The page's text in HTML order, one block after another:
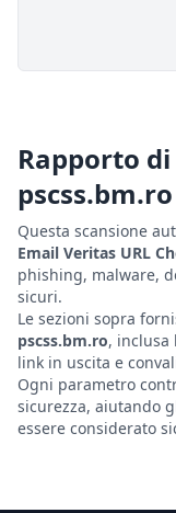
Rapporto
pscss.bm.ro
Questa scansione
Email Veritas URL
phishing, malware,
sicuri.
Le sezioni sopra
pscss.bm.ro, inclusa
link in uscita e
Ogni parametro
sicurezza, aiutando
essere considerato